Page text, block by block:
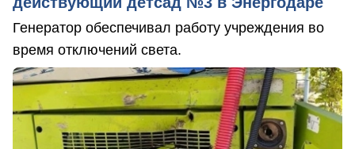
Генератор обеспечивал работу учреждения во
время отключений света.